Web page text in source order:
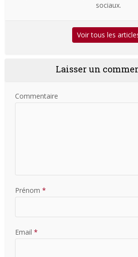
sociaux.
Voir tous les
Laisser un
Commentaire
Prénom *
Email *